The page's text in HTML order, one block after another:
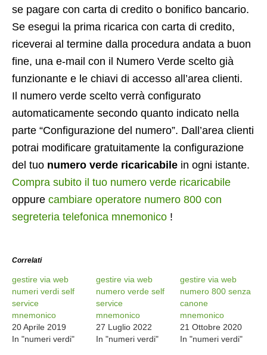
se pagare con carta di credito o bonifico bancario.
Se esegui la prima ricarica con carta di credito,
riceverai al termine dalla procedura andata a buon
fine, una e-mail con il Numero Verde scelto già
funzionante e le chiavi di accesso all’area clienti.
Il numero verde scelto verrà configurato
automaticamente secondo quanto indicato nella
parte “Configurazione del numero”. Dall’area clienti
potrai modificare gratuitamente la configurazione
del tuo numero verde ricaricabile in ogni istante.
Compra subito il tuo numero verde ricaricabile
oppure cambiare operatore numero 800 con
segreteria telefonica mnemonico !
Correlati
gestire via web
numeri verdi self
service
mnemonico
20 Aprile 2019
In "numeri verdi"
gestire via web
numero verde self
service
mnemonico
27 Luglio 2022
In "numeri verdi"
gestire via web
numero 800 senza
canone
mnemonico
21 Ottobre 2020
In "numeri verdi"